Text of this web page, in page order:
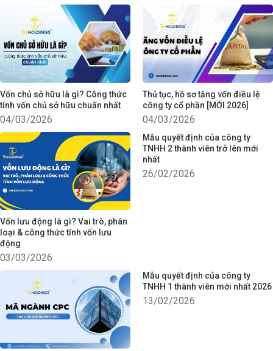
Vốn chủ sở hữu là gì? Công thức
tính vốn chủ sở hữu chuẩn nhất
04/03/2026
Thủ tục, hồ sơ tăng vốn điều lệ
công ty cổ phần [MỚI 2026]
04/03/2026
Vốn lưu động là gì? Vai trò, phân
loại & công thức tính vốn lưu
động
03/03/2026
Mẫu quyết định của công ty
TNHH 2 thành viên trở lên mới
nhất
26/02/2026
Mẫu quyết định của công ty
TNHH 1 thành viên mới nhất 2026
13/02/2026